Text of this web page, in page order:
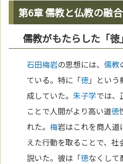
第6章 儒教と仏教の融合
儒教がもたらした「徳
石田梅岩の思想には、儒教
ている。特に「徳 」とい
成していた。朱子学では、
ことで人間がより高い道徳
れた。梅岩はこれを商人
えた行動を取ることで、社
説いた。彼は「徳なくして